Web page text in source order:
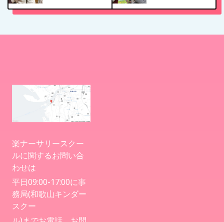
楽ナーサリースクー
ルに関するお問い合
わせは
平日09:00-17:00に事
務局(和歌山キンダー
スクー